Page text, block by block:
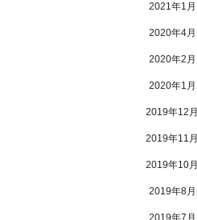
2021年1月
2020年4月
2020年2月
2020年1月
2019年12月
2019年11月
2019年10月
2019年8月